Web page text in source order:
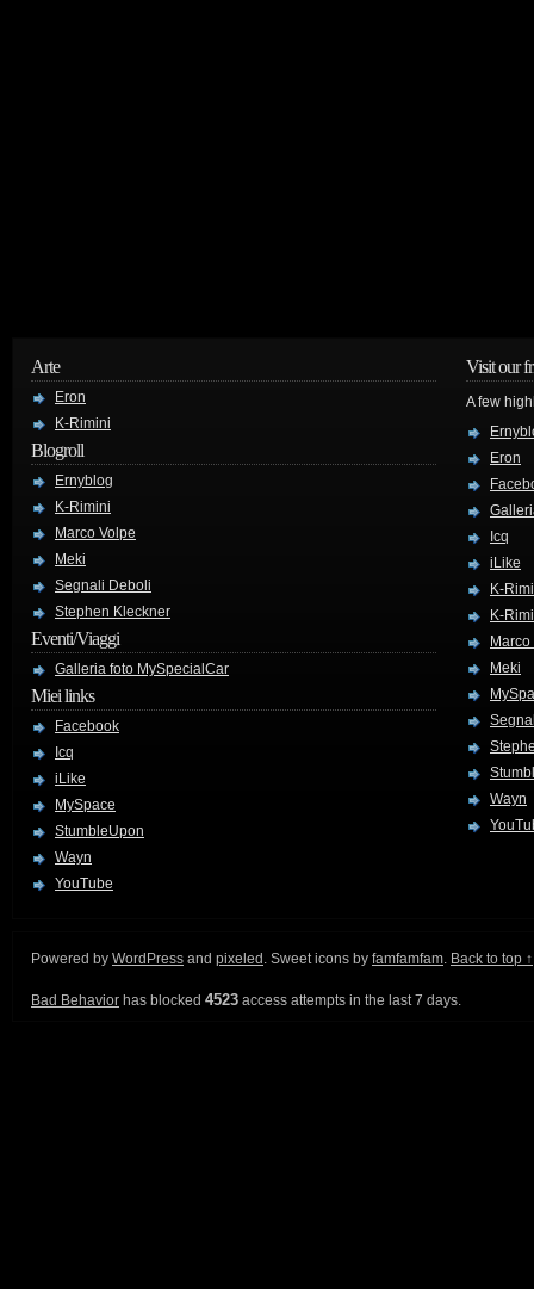
Arte
Eron
K-Rimini
Blogroll
Ernyblog
K-Rimini
Marco Volpe
Meki
Segnali Deboli
Stephen Kleckner
Eventi/Viaggi
Galleria foto MySpecialCar
Miei links
Facebook
Icq
iLike
MySpace
StumbleUpon
Wayn
YouTube
Visit our
A few
Eron
Icq
iLike
K-
K-
Meki
Wayn
Powered by WordPress and pixeled . Sweet icons by famfamfam. Back to top ↑
Bad Behavior has blocked 4523 access attempts in the last 7 days.